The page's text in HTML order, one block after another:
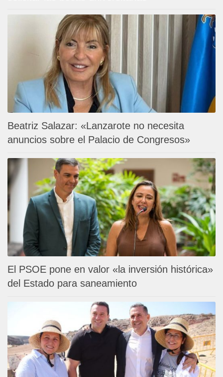
Beatriz Salazar: «Lanzarote no necesita
anuncios sobre el Palacio de Congresos»
El PSOE pone en valor «la inversión histórica»
del Estado para saneamiento